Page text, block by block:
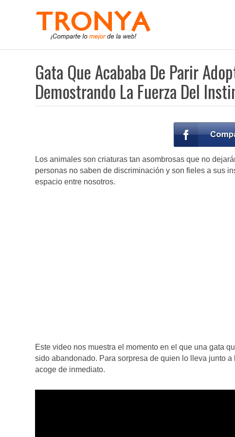
Gata Que Acababa De Parir
Demostrando La Fuerza Del
Los animales son criaturas tan asombrosas que no
personas no saben de discriminación y son fieles a sus
espacio entre nosotros.
Este video nos muestra el momento en el que una gata
sido abandonado. Para sorpresa de quien lo lleva junto
acoge de inmediato.